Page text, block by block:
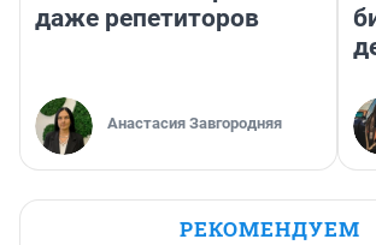
даже репетиторов
Анастасия Завгородняя
РЕКОМЕНДУЕМ